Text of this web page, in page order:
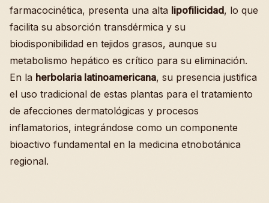
farmacocinética, presenta una alta lipofilicidad, lo que
facilita su absorción transdérmica y su
biodisponibilidad en tejidos grasos, aunque su
metabolismo hepático es crítico para su eliminación.
En la herbolaria latinoamericana, su presencia justifica
el uso tradicional de estas plantas para el tratamiento
de afecciones dermatológicas y procesos
inflamatorios, integrándose como un componente
bioactivo fundamental en la medicina etnobotánica
regional.